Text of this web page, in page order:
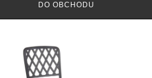
DO OBCHODU